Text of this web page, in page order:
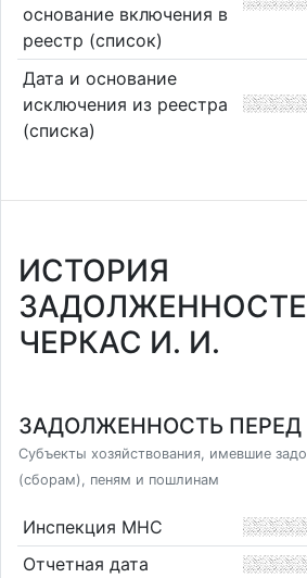
основание включения в
реестр (список)
Дата и основание
исключения из реестра
(списка)
ИСТОРИЯ
ЧЕРКАС И. И.
ЗАДОЛЖЕННОСТЬ
Субъекты хозяйствования, имевшие
(сборам), пеням и пошлинам
Инспекция МНС
Отчетная дата